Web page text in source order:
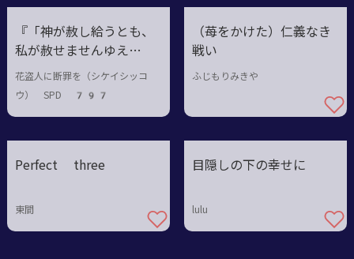
『「神が赦し給うとも、
私が赦せませんゆえ
に」』
花盗人に断罪を（シケイシッコ
ウ） SPD 797
（苺をかけた）仁義なき
戦い
ふじもりみきや
Perfect three
東間
目隠しの下の幸せに
lulu